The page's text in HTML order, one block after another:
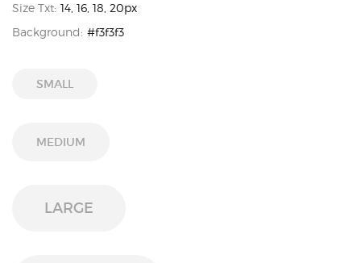
Size Txt: 14, 16, 18, 20px
Background: #f3f3f3
SMALL
MEDIUM
LARGE